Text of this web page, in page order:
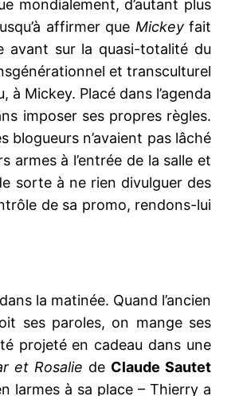
mondialement, d’autant plus
affirmer que Mickeyfait
avant sur la quasi-totalité du
et transculturel
Mickey. Placé dans l’agenda
imposer ses propres règles.
blogueurs n’avaient pas lâché
à l’entrée de la salle et
sorte à ne rien divulguer des
de sa promo, rendons-lui
la matinée. Quand l’ancien
ses paroles, on mange ses
projeté en cadeau dans une
et Rosalie de Claude Sautet
larmes à sa place – Thierry a